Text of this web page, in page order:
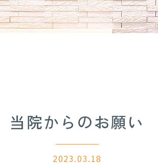
当院からのお願い
2023.03.18